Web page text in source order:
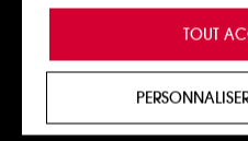
Éclair de Lune
39,90€
de vous offrir une
personnalisée en vous
produits, des services
proposer des offres
votre profil.
TOUT